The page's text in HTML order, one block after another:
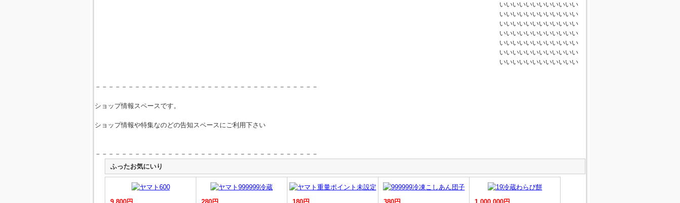
いいいいいいいいいいいい
いいいいいいいいいいいい
いいいいいいいいいいいい
いいいいいいいいいいいい
いいいいいいいいいいいい
いいいいいいいいいいいい
いいいいいいいいいいいい
－－－－－－－－－－－－－－－－－－－－－－－－－－－－－－－－－－
ショップ情報スペースです。
ショップ情報や特集なのどの告知スペースにご利用下さい
－－－－－－－－－－－－－－－－－－－－－－－－－－－－－－－－－－
ふったお気にいり